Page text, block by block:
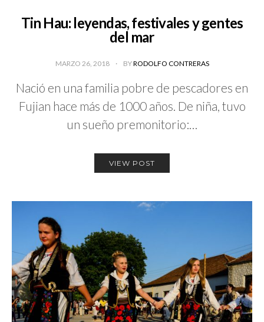
Tin Hau: leyendas, festivales y gentes
del mar
MARZO 26, 2018 BYRODOLFO CONTRERAS
Nació en una familia pobre de pescadores en
Fujian hace más de 1000 años. De niña, tuvo
un sueño premonitorio:…
VIEW POST